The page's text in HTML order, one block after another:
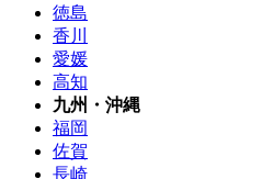
徳島
香川
愛媛
高知
九州・沖縄
福岡
佐賀
長崎